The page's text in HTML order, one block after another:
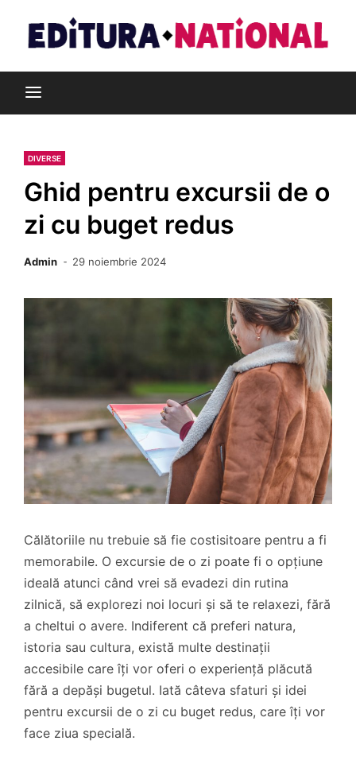
content
Editura Național
DIVERSE
Ghid pentru excursii de o
zi cu buget redus
Admin 29 noiembrie 2024
Călătoriile nu trebuie să fie costisitoare pentru a fi
memorabile. O excursie de o zi poate fi o opțiune
ideală atunci când vrei să evadezi din rutina
zilnică, să explorezi noi locuri și să te relaxezi, fără
a cheltui o avere. Indiferent că preferi natura,
istoria sau cultura, există multe destinații
accesibile care îți vor oferi o experiență plăcută
fără a depăși bugetul. Iată câteva sfaturi și idei
pentru excursii de o zi cu buget redus, care îți vor
face ziua specială.